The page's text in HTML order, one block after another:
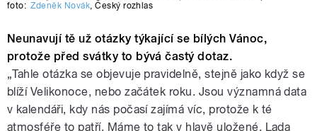
foto: Zdeněk Novák,Český rozhlas
Neunavují tě už otázky týkající se bílých Vánoc,
protože před svátky to bývá častý dotaz.
„Tahle otázka se objevuje pravidelně, stejně jako když se
blíží Velikonoce, nebo začátek roku. Jsou významná data
v kalendáři, kdy nás počasí zajímá víc, protože k té
atmosféře to patří. Máme to tak v hlavě uložené. Lada